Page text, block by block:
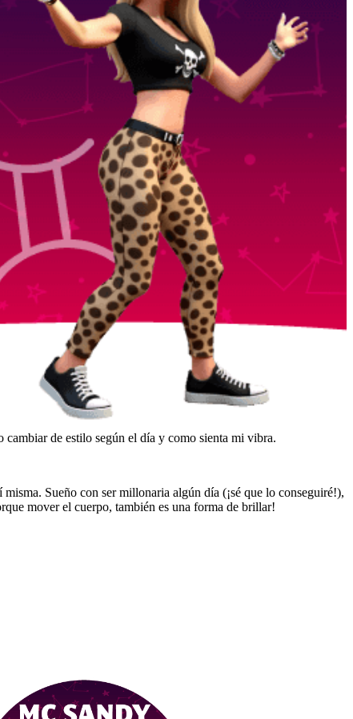
de estilo según el día y como sienta mi vibra.
Sueño con ser millonaria algún día (¡sé que lo conseguiré!),
mover el cuerpo, también es una forma de brillar!